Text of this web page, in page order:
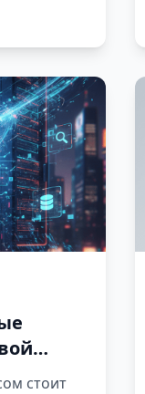
где
с
чем
стоит